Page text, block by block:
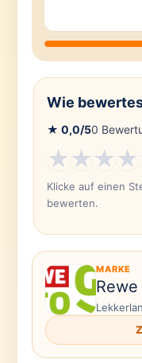
Wie
★ 0,0/50
★★★★
Klicke auf einen
bewerten.
MARKE